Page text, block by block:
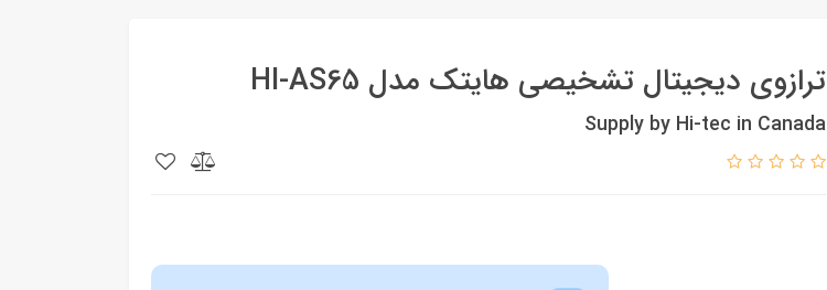
ترازوی دیجیتال تشخیصی هایتک مدل HI-AS65
Supply by Hi-tec in Canada